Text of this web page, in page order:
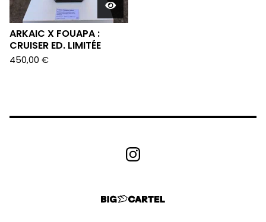
ARKAIC X FOUAPA :
CRUISER ED. LIMITÉE
450,00 €